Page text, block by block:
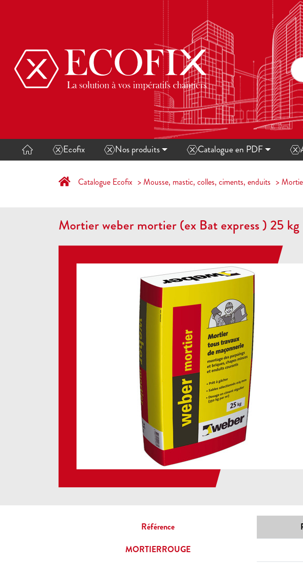
Ecofix Nos produits Catalogue en PDF
Catalogue Ecofix Mousse, mastic, colles, ciments, enduits
Mortier weber mortier (ex Bat express ) 25 kg
Référence
MORTIERROUGE